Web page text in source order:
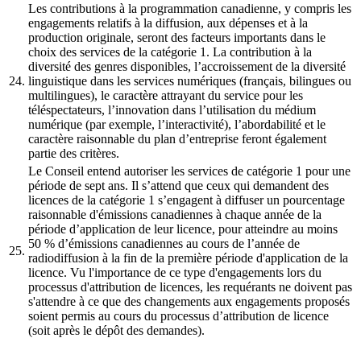
24.
Les contributions à la programmation canadienne, y compris les
engagements relatifs à la diffusion, aux dépenses et à la
production originale, seront des facteurs importants dans le
choix des services de la catégorie 1. La contribution à la
diversité des genres disponibles, l’accroissement de la diversité
linguistique dans les services numériques (français, bilingues ou
multilingues), le caractère attrayant du service pour les
téléspectateurs, l’innovation dans l’utilisation du médium
numérique (par exemple, l’interactivité), l’abordabilité et le
caractère raisonnable du plan d’entreprise feront également
partie des critères.
25.
Le Conseil entend autoriser les services de catégorie 1 pour une
période de sept ans. Il s’attend que ceux qui demandent des
licences de la catégorie 1 s’engagent à diffuser un pourcentage
raisonnable d'émissions canadiennes à chaque année de la
période d’application de leur licence, pour atteindre au moins
50 % d’émissions canadiennes au cours de l’année de
radiodiffusion à la fin de la première période d'application de la
licence. Vu l'importance de ce type d'engagements lors du
processus d'attribution de licences, les requérants ne doivent pas
s'attendre à ce que des changements aux engagements proposés
soient permis au cours du processus d’attribution de licence
(soit après le dépôt des demandes).